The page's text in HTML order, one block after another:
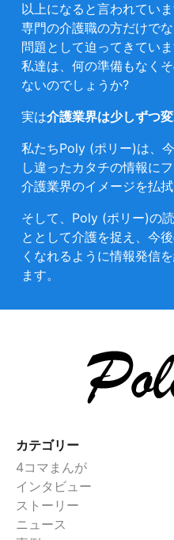
以上になると言われていま
専門の介護職の方だけで
問題として迫ってきていま
私達は、何の準備もなく
ないのでしょうか?
実は介護業界は少しずつ
私たちPoly (ポリー)は、
し違ったカタチの情報に
介護業界のイメージを払
そして、Poly (ポリー)の
ととして介護を捉え、今
くなれるように情報発信
ます。
カテゴリー
4コマまんが
インタビュー
ストーリー
ニュース